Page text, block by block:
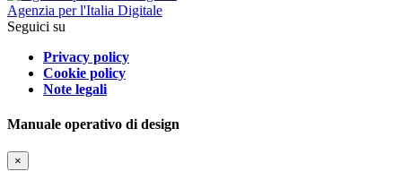
Agenzia per l'Italia Digitale
Seguici su
Privacy policy
Cookie policy
Note legali
Manuale operativo di design
×